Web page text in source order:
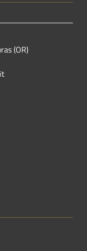
(OR)